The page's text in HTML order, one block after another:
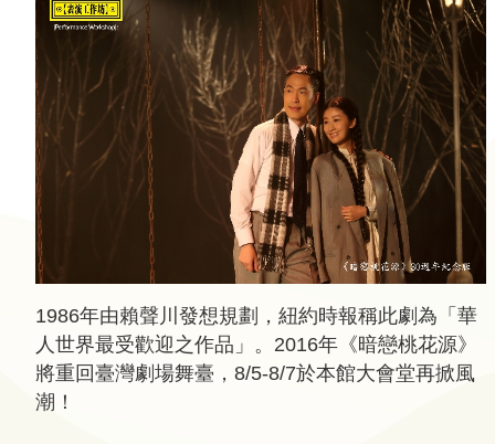
上
資
源
新
聞
與
公
便
服
務
1986年由賴聲川發想規劃，紐約時報稱此劇為「華
人世界最受歡迎之作品」。2016年《暗戀桃花源》
將重回臺灣劇場舞臺，8/5-8/7於本館大會堂再掀風
潮！